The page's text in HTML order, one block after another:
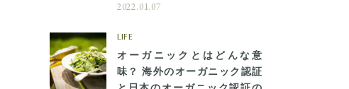
2022.01.07
LIFE
オーガニックとはどんな意
味？ 海外のオーガニック認証